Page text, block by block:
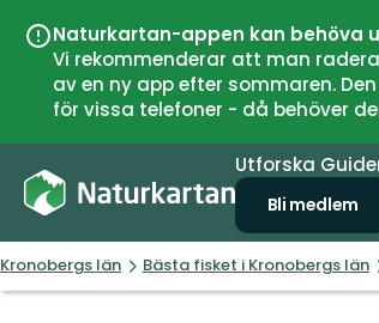
Naturkartan-appen kan behöva
Vi rekommenderar att man
av en ny app efter sommaren.
för vissa telefoner - då behöver
Utforska
Bli medlem
Kronobergs län Bästa fisket i Kronobergs län